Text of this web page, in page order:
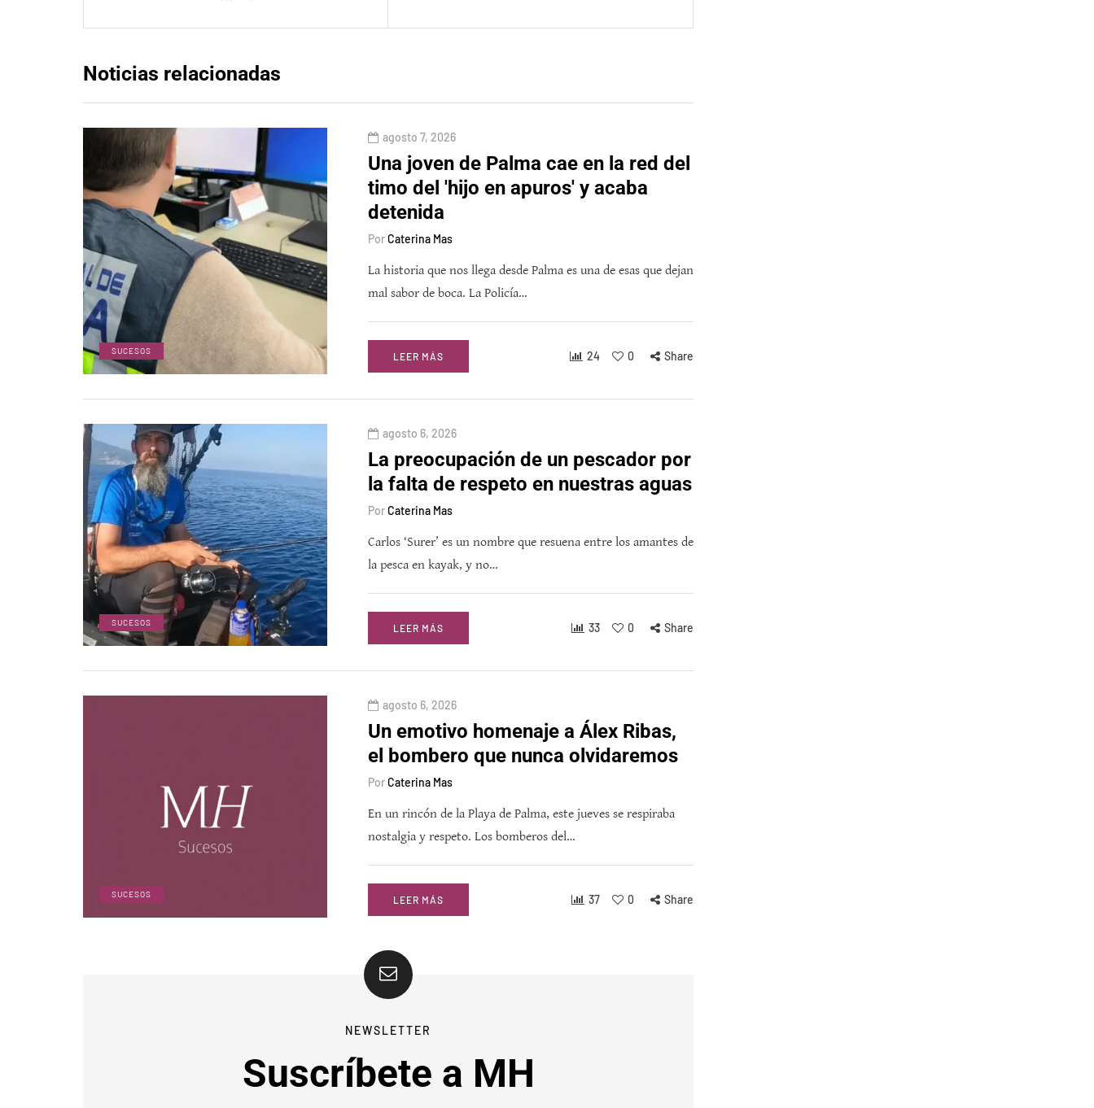
Noticias relacionadas
SUCESOS
agosto 7, 2026
Una joven de Palma cae en la red del
timo del 'hijo en apuros' y acaba
detenida
PorCaterina Mas
La historia que nos llega desde Palma es una de esas que dejan
mal sabor de boca. La Policía…
LEER MÁS 24 0 Share
SUCESOS
agosto 6, 2026
La preocupación de un pescador por
la falta de respeto en nuestras aguas
PorCaterina Mas
Carlos ‘Surer’ es un nombre que resuena entre los amantes de
la pesca en kayak, y no…
LEER MÁS 33 0 Share
SUCESOS
agosto 6, 2026
Un emotivo homenaje a Álex Ribas,
el bombero que nunca olvidaremos
PorCaterina Mas
En un rincón de la Playa de Palma, este jueves se respiraba
nostalgia y respeto. Los bomberos del…
LEER MÁS 37 0 Share
NEWSLETTER
Suscríbete a MH